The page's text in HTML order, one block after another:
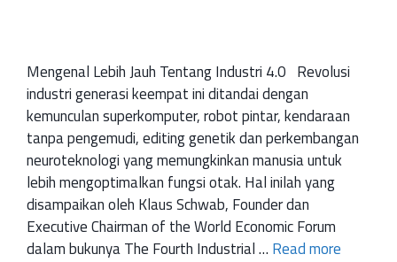
Mengenal Lebih Jauh Tentang Industri 4.0 Revolusi
industri generasi keempat ini ditandai dengan
kemunculan superkomputer, robot pintar, kendaraan
tanpa pengemudi, editing genetik dan perkembangan
neuroteknologi yang memungkinkan manusia untuk
lebih mengoptimalkan fungsi otak. Hal inilah yang
disampaikan oleh Klaus Schwab, Founder dan
Executive Chairman of the World Economic Forum
dalam bukunya The Fourth Industrial … Read more